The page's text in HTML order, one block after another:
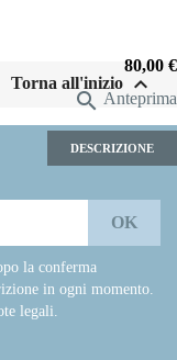
Prezzo
80,00 €
 Anteprima
DESCRIZIONE
Torna all'inizio 
la conferma
in ogni momento.
legali.